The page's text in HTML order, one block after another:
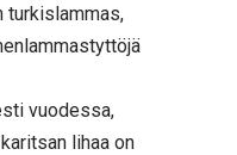
turkislammas,
vuodessa,
lihaa on